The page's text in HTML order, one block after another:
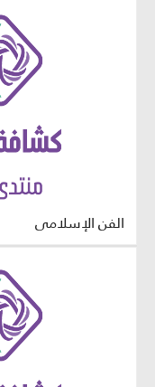
الفن الإسلامي